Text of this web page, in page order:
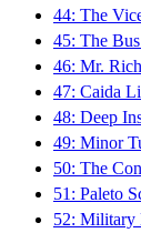
44: The
45: The
46: Mr.
47: Caida
48: Deep
49: Minor
50: The
51: Paleto
52: Military